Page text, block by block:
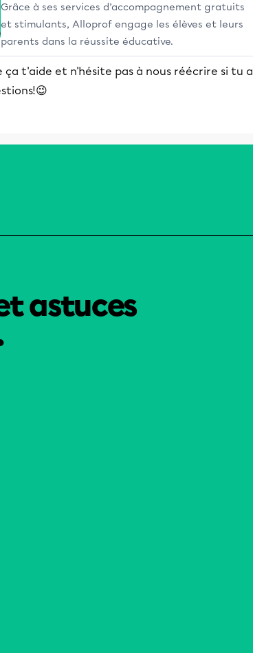
Grâce à ses services d’accompagnement gratuits
et stimulants, Alloprof engage les élèves et leurs
parents dans la réussite éducative.
ça t'aide et n'hésite pas à nous réécrire si tu
astuces